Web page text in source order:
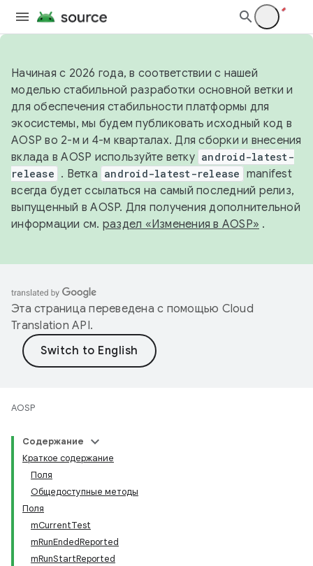
Начиная с 2026 года, в соответствии с нашей
моделью стабильной разработки основной ветки и
для обеспечения стабильности платформы для
экосистемы, мы будем публиковать исходный код в
AOSP во 2-м и 4-м кварталах. Для сборки и внесения
вклада в AOSP используйте ветку android-latest-
release . Ветка android-latest-release manifest
всегда будет ссылаться на самый последний релиз,
выпущенный в AOSP. Для получения дополнительной
информации см. раздел «Изменения в AOSP» .
Эта страница переведена с помощью Cloud
Translation API.
AOSP
Содержание
Краткое содержание
Поля
Общедоступные методы
Поля
mCurrentTest
mRunEndedReported
mRunStartReported